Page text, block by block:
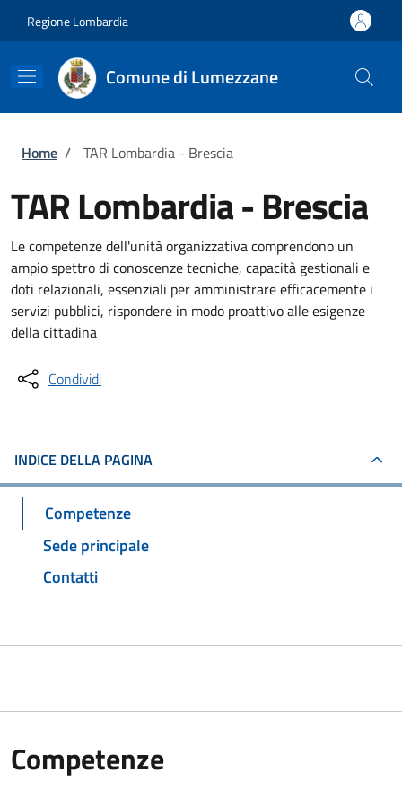
Regione Lombardia
Comune di Lumezzane
Briciole di pane
Home / TAR Lombardia - Brescia
TAR Lombardia - Brescia
Le competenze dell'unità organizzativa comprendono un
ampio spettro di conoscenze tecniche, capacità gestionali e
doti relazionali, essenziali per amministrare efficacemente i
servizi pubblici, rispondere in modo proattivo alle esigenze
della cittadina
Condividi
INDICE DELLA PAGINA
Competenze
Sede principale
Contatti
Competenze